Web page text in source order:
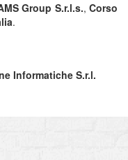
Group S.r.l.s.,Corso
.
Informatiche S.r.l.